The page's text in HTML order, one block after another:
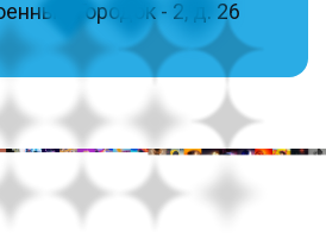
Городок - 2, д. 26